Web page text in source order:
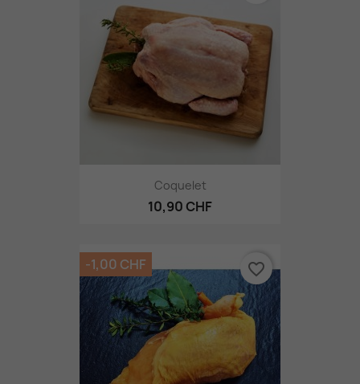
Coquelet
10,90 CHF
-1,00 CHF favorite_border